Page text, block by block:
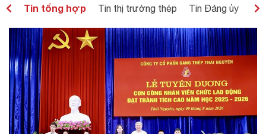
Tin tổng hợp Tin thị trường thép Tin Đảng ủy